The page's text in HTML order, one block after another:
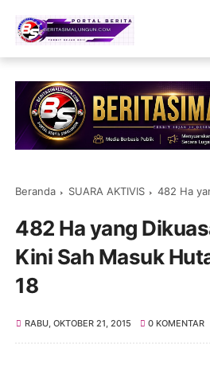
Beranda SUARA AKTIVIS 482 Ha yang
482 Ha yang
Kini Sah Masuk
18
RABU, OKTOBER 21, 2015 0 KOMENTAR